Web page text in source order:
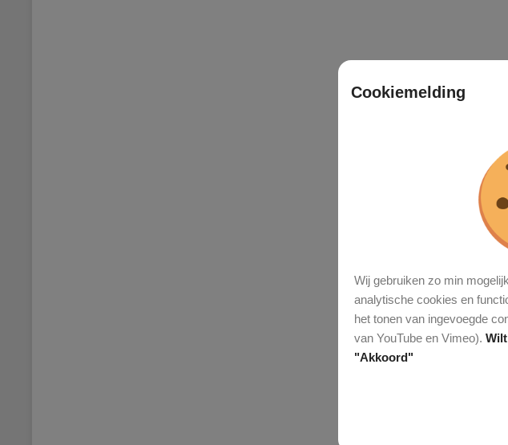
Cookiemelding
Wij gebruiken zo min
analytische cookies en
het tonen van ingevoegde
van YouTube en Vimeo).
"Akkoord"